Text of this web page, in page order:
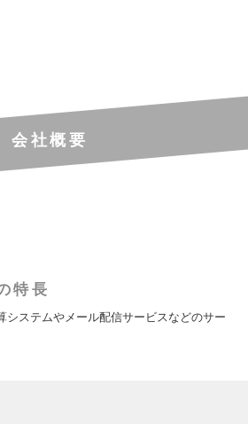
会社概要
特長
システムやメール配信サービスなどのサー